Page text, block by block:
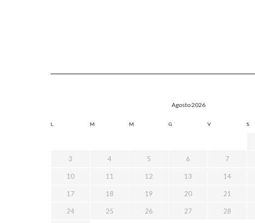
Agosto 2026
L M M G V S
3 4 5 6 7
10 11 12 13 14
17 18 19 20 21
24 25 26 27 28